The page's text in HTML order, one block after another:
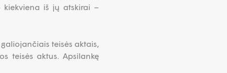
kiekviena iš jų atskirai –
teisės aktais,
teisės aktus. Apsilankę